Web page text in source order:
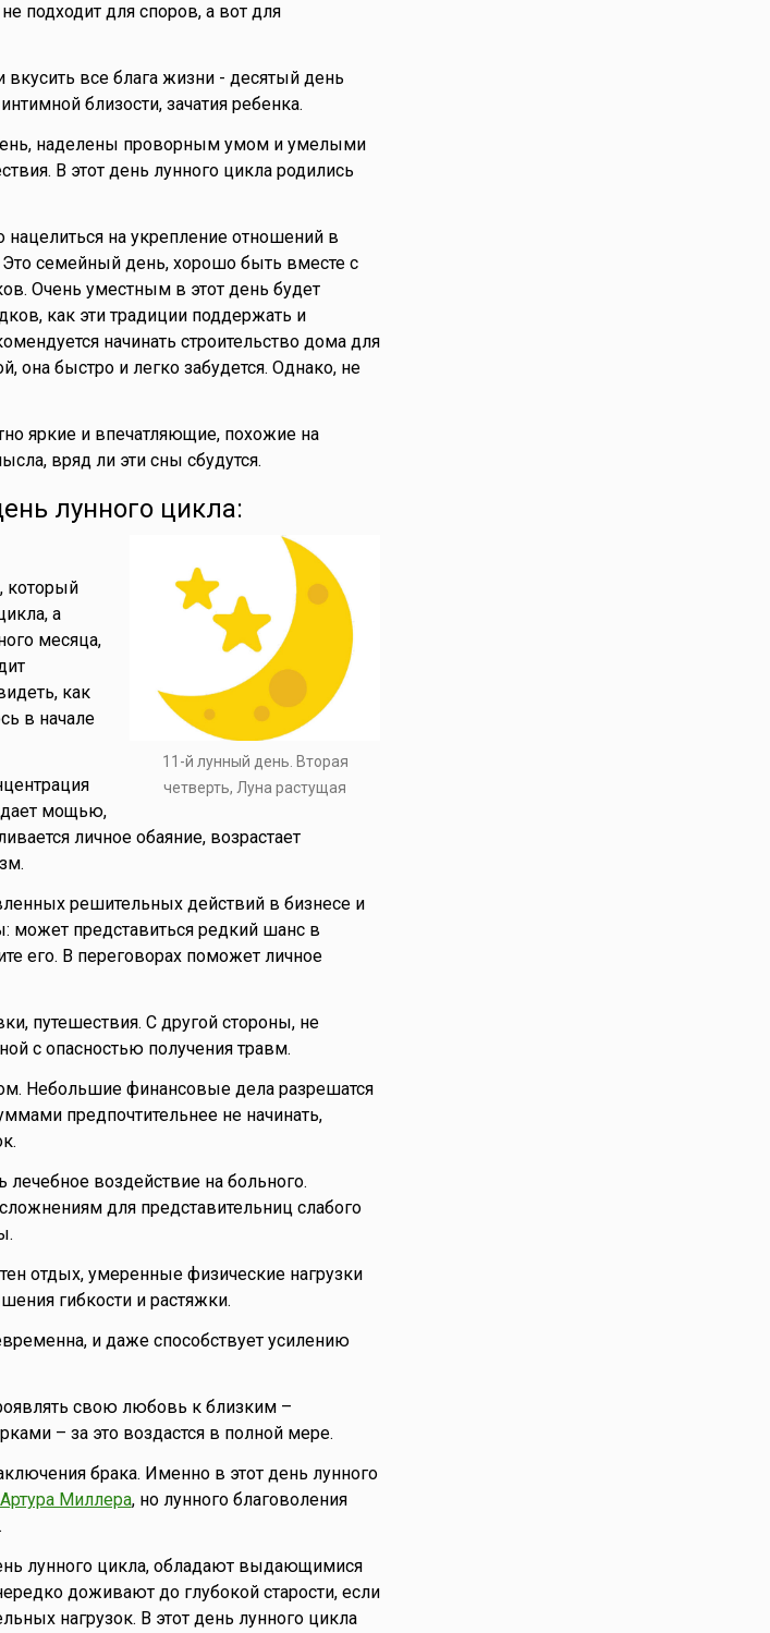
подходит для споров, а вот для
все блага жизни - десятый день
близости, зачатия ребенка.
наделены проворным умом и умелыми
В этот день лунного цикла родились
нацелиться на укрепление отношений в
семейный день, хорошо быть вместе с
Очень уместным в этот день будет
как эти традиции поддержать и
начинать строительство дома для
она быстро и легко забудется. Однако, не
яркие и впечатляющие, похожие на
вряд ли эти сны сбудутся.
лунного цикла:
11-й лунный день. Вторая
четверть, Луна растущая
который
а
месяца,
как
в начале
мощью,
личное обаяние, возрастает
решительных действий в бизнесе и
может представиться редкий шанс в
его. В переговорах поможет личное
путешествия. С другой стороны, не
с опасностью получения травм.
Небольшие финансовые дела разрешатся
предпочтительнее не начинать,
лечебное воздействие на больного.
для представительниц слабого
отдых, умеренные физические нагрузки
гибкости и растяжки.
и даже способствует усилению
свою любовь к близким –
– за это воздастся в полной мере.
брака. Именно в этот день лунного
Миллера, но лунного благоволения
лунного цикла, обладают выдающимися
доживают до глубокой старости, если
нагрузок. В этот день лунного цикла